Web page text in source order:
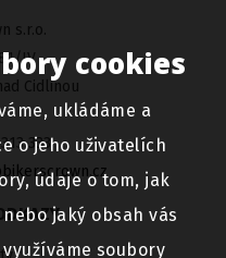
cookies
ukládáme a
o jeho uživatelích
údaje o tom, jak
jaký obsah vás
soubory
s.r.o.
IV
Cidlinou
333